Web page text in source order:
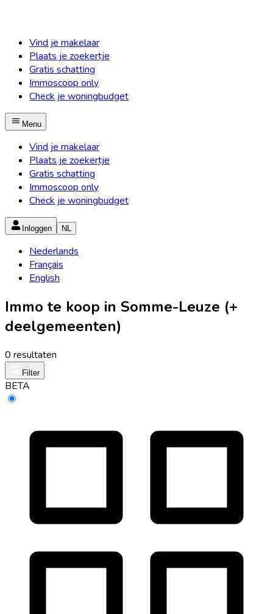
Vind je makelaar
Plaats je zoekertje
Gratis schatting
Immoscoop only
Check je woningbudget
Menu
Vind je makelaar
Plaats je zoekertje
Gratis schatting
Immoscoop only
Check je woningbudget
Inloggen NL
Nederlands
Français
English
Immo te koop in Somme-Leuze (+
deelgemeenten)
0 resultaten
Filter
BETA